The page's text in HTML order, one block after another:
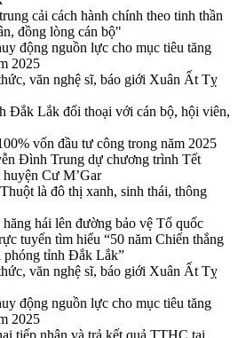
cải cách hành chính theo tinh thần
đồng lòng cán bộ"
động nguồn lực cho mục tiêu tăng
2025
văn nghệ sĩ, báo giới Xuân Ất Tỵ
Đắk Lắk đối thoại với cán bộ, hội viên,
vốn đầu tư công trong năm 2025
Đình Trung dự chương trình Tết
huyện Cư M’Gar
là đô thị xanh, sinh thái, thông
hái lên đường bảo vệ Tổ quốc
tuyến tìm hiểu “50 năm Chiến thắng
tỉnh Đắk Lắk”
văn nghệ sĩ, báo giới Xuân Ất Tỵ
động nguồn lực cho mục tiêu tăng
2025